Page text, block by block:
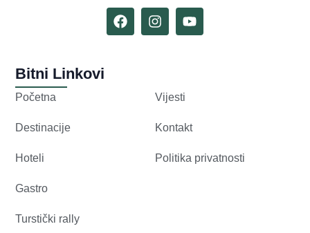
Bitni Linkovi
Početna
Destinacije
Hoteli
Gastro
Turstički rally
Vijesti
Kontakt
Politika privatnosti